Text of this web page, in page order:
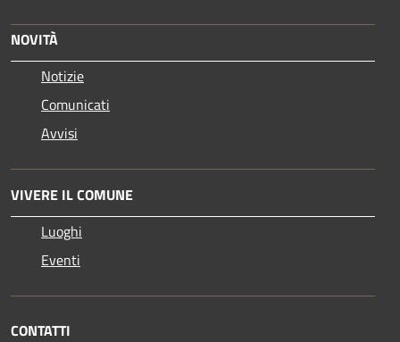
NOVITÀ
Notizie
Comunicati
Avvisi
VIVERE IL COMUNE
Luoghi
Eventi
CONTATTI